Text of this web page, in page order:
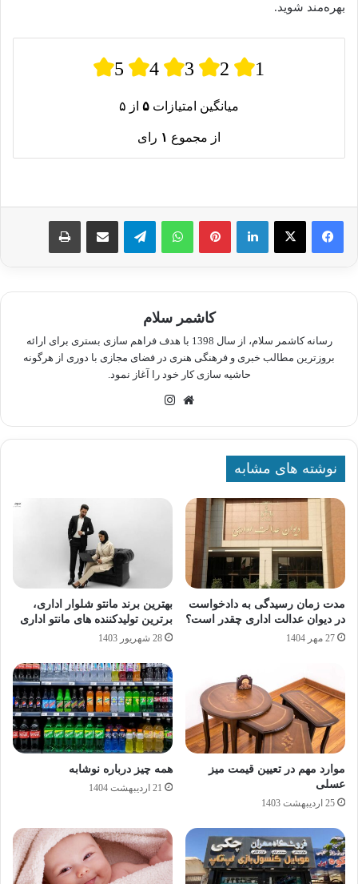
بهره‌مند شوید.
5 4 3 2 1
میانگین امتیازات ۵ از ۵
از مجموع ۱ رای
لینکدین پینترستواتس آپ تلگرام اشتراک گذاری از طریق ایمیل چاپ
کاشمر سلام
رسانه کاشمر سلام، از سال 1398 با هدف فراهم سازی بستری برای ارائه
بروزترین مطالب خبری و فرهنگی هنری در فضای مجازی با دوری از هرگونه
حاشیه سازی کار خود را آغاز نمود.
وبسایت
نوشته های مشابه
مدت زمان رسیدگی به دادخواست
در دیوان عدالت اداری چقدر است؟
27 مهر 1404
بهترین برند مانتو شلوار اداری،
برترین تولیدکننده های مانتو اداری
28 شهریور 1403
موارد مهم در تعیین قیمت میز
عسلی
25 اردیبهشت 1403
همه چیز درباره نوشابه
21 اردیبهشت 1404